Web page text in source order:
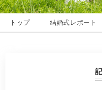
トップ 結婚式レポート